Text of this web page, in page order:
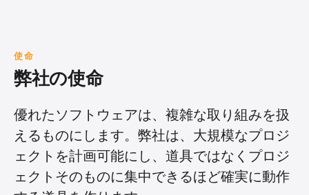
出発し、Apple を選ぶという決断は当時の流れに逆ら
うものでした。その背景には、セキュリティへの強い
ウイルスが世界的な企業の数千人もの従業員を機能停
止に追い込む様子を目の当たりにしていたのです。同
じことを自分の身に起こしたくはありませんでした。
加えて、デバイスそのものの品質と、優れた道具への
使命
弊社の使命
優れたソフトウェアは、複雑な取り組みを扱
えるものにします。弊社は、大規模なプロジ
ェクトを計画可能にし、道具ではなくプロジ
ェクトそのものに集中できるほど確実に動作